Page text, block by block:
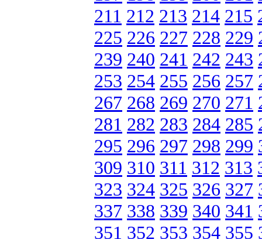
211 212 213 214 215
225 226 227 228 229
239 240 241 242 243
253 254 255 256 257
267 268 269 270 271
281 282 283 284 285
295 296 297 298 299
309 310 311 312 313
323 324 325 326 327
337 338 339 340 341
351 352 353 354 355